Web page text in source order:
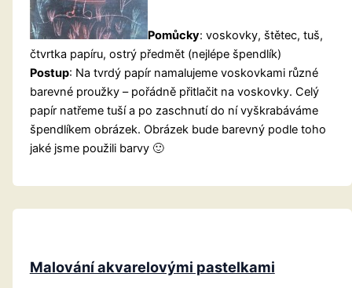
Pomůcky: voskovky, štětec, tuš,
čtvrtka papíru, ostrý předmět (nejlépe špendlík)
Postup: Na tvrdý papír namalujeme voskovkami různé
barevné proužky – pořádně přitlačit na voskovky. Celý
papír natřeme tuší a po zaschnutí do ní vyškrabáváme
špendlíkem obrázek. Obrázek bude barevný podle toho
jaké jsme použili barvy 🙂
Malování akvarelovými pastelkami